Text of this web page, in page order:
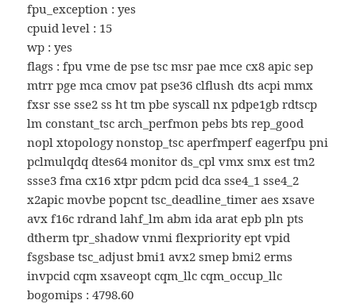
fpu_exception : yes
cpuid level : 15
wp : yes
flags : fpu vme de pse tsc msr pae mce cx8 apic sep
mtrr pge mca cmov pat pse36 clflush dts acpi mmx
fxsr sse sse2 ss ht tm pbe syscall nx pdpe1gb rdtscp
lm constant_tsc arch_perfmon pebs bts rep_good
nopl xtopology nonstop_tsc aperfmperf eagerfpu pni
pclmulqdq dtes64 monitor ds_cpl vmx smx est tm2
ssse3 fma cx16 xtpr pdcm pcid dca sse4_1 sse4_2
x2apic movbe popcnt tsc_deadline_timer aes xsave
avx f16c rdrand lahf_lm abm ida arat epb pln pts
dtherm tpr_shadow vnmi flexpriority ept vpid
fsgsbase tsc_adjust bmi1 avx2 smep bmi2 erms
invpcid cqm xsaveopt cqm_llc cqm_occup_llc
bogomips : 4798.60